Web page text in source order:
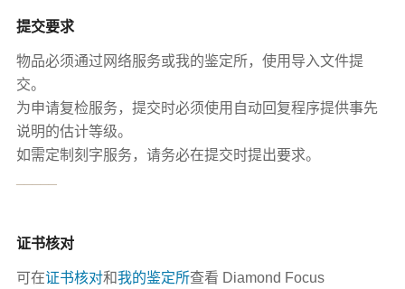
提交要求
物品必须通过网络服务或我的鉴定所，使用导入文件提
交。
为申请复检服务，提交时必须使用自动回复程序提供事先
说明的估计等级。
如需定制刻字服务，请务必在提交时提出要求。
证书核对
可在证书核对和我的鉴定所查看 Diamond Focus